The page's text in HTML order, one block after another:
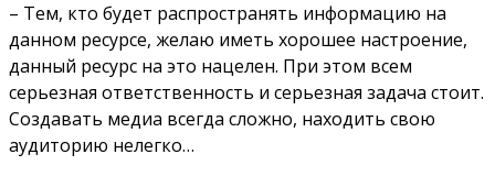
– Тем, кто будет распространять информацию на
данном ресурсе, желаю иметь хорошее настроение,
данный ресурс на это нацелен. При этом всем
серьезная ответственность и серьезная задача стоит.
Создавать медиа всегда сложно, находить свою
аудиторию нелегко…